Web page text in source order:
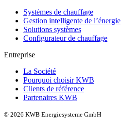
Systèmes de chauffage
Gestion intelligente de l’énergie
Solutions systèmes
Configurateur de chauffage
Entreprise
La Société
Pourquoi choisir KWB
Clients de référence
Partenaires KWB
© 2026 KWB Energiesysteme GmbH